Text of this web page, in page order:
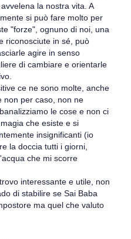
la nostra vita. A
si può fare molto per
"forze", ognuno di noi, una
riconosciute in sé, può
agire in senso
di cambiare e orientarle
ce ne sono molte, anche
non per caso, non ne
le cose e non ci
che esiste e si
insignificanti (io
la doccia tutti i giorni,
che mi scorre
interessante e utile, non
di stabilire se Sai Baba
ma quel che valuto